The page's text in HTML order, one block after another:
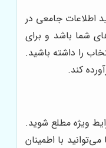
اطلاعات جامعی در
شما باشد و برای
را داشته باشید.
کند.
ویژه مطلع شوید.
با اطمینان